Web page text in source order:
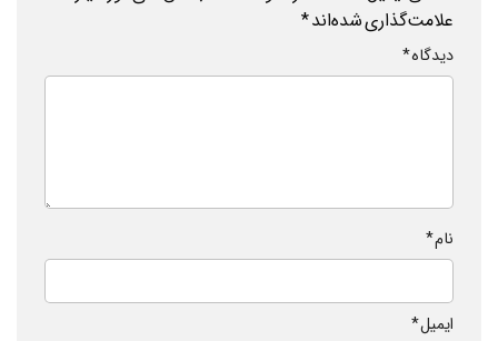
علامت‌گذاری شده‌اند*
دیدگاه*
نام*
ایمیل*